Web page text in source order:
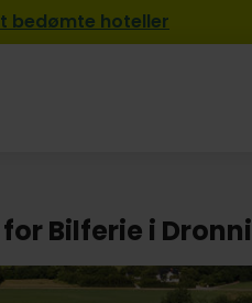
bedømte hoteller
Bilferie i